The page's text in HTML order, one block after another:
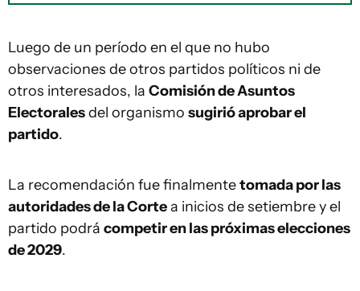
Luego de un período en el que no hubo
observaciones de otros partidos políticos ni de
otros interesados, la Comisión de Asuntos
Electoralesdel organismo sugirió aprobar el
partido.
La recomendación fue finalmentetomada por las
autoridades de la Cortea inicios de setiembre y el
partido podrá competir en las próximas elecciones
de 2029.